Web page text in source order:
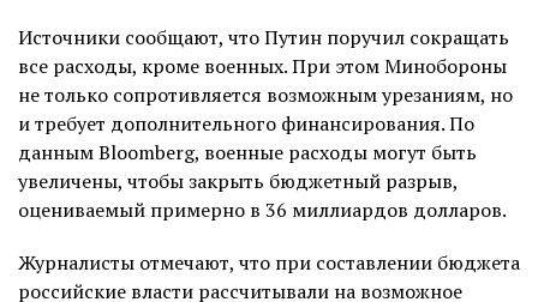
Источники сообщают, что Путин поручил сокращать
все расходы, кроме военных. При этом Минобороны
не только сопротивляется возможным урезаниям, но
и требует дополнительного финансирования. По
данным Bloomberg, военные расходы могут быть
увеличены, чтобы закрыть бюджетный разрыв,
оцениваемый примерно в 36 миллиардов долларов.
Журналисты отмечают, что при составлении бюджета
российские власти рассчитывали на возможное